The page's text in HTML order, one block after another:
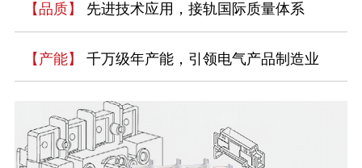
【品质】 先进技术应用，接轨国际质量体系
【产能】 千万级年产能，引领电气产品制造业